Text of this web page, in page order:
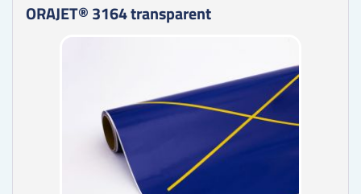
ORAJET® 3164 transparent